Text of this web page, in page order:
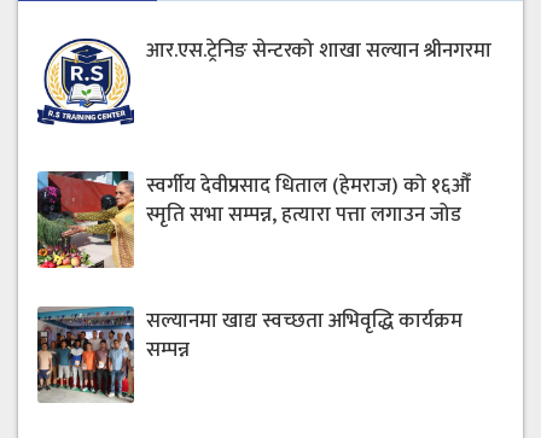
आर.एस.ट्रेनिङ सेन्टरको शाखा सल्यान श्रीनगरमा
स्वर्गीय देवीप्रसाद धिताल (हेमराज) को १६औँ
स्मृति सभा सम्पन्न, हत्यारा पत्ता लगाउन जोड
सल्यानमा खाद्य स्वच्छता अभिवृद्धि कार्यक्रम
सम्पन्न